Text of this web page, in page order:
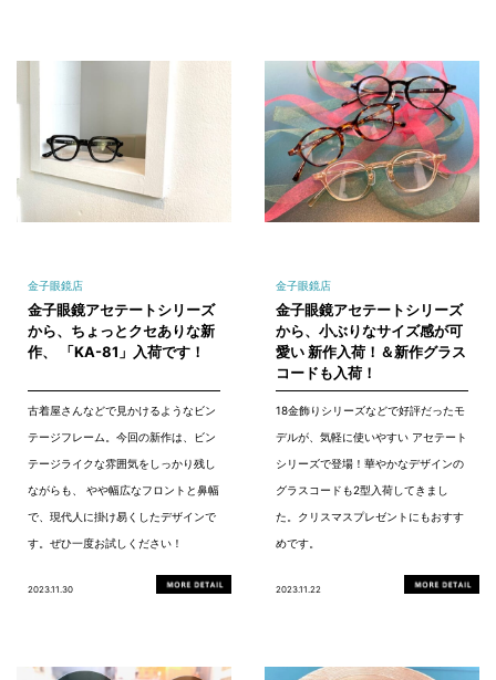
金子眼鏡店
金子眼鏡アセテートシリーズ
から、ちょっとクセありな新
作、 「KA-81」入荷です！
古着屋さんなどで見かけるようなビン
テージフレーム。今回の新作は、ビン
テージライクな雰囲気をしっかり残し
ながらも、 やや幅広なフロントと鼻幅
で、現代人に掛け易くしたデザインで
す。ぜひ一度お試しください！
2023.11.30
金子眼鏡店
金子眼鏡アセテートシリーズ
から、小ぶりなサイズ感が可
愛い 新作入荷！＆新作グラス
コードも入荷！
18金飾りシリーズなどで好評だったモ
デルが、気軽に使いやすい アセテート
シリーズで登場！華やかなデザインの
グラスコードも2型入荷してきまし
た。クリスマスプレゼントにもおすす
めです。
2023.11.22